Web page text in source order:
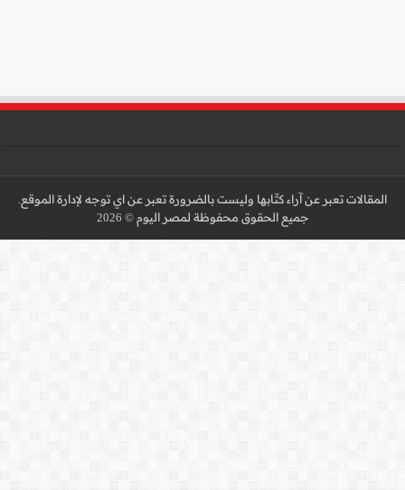
عن اي توجه لإدارة الموقع.